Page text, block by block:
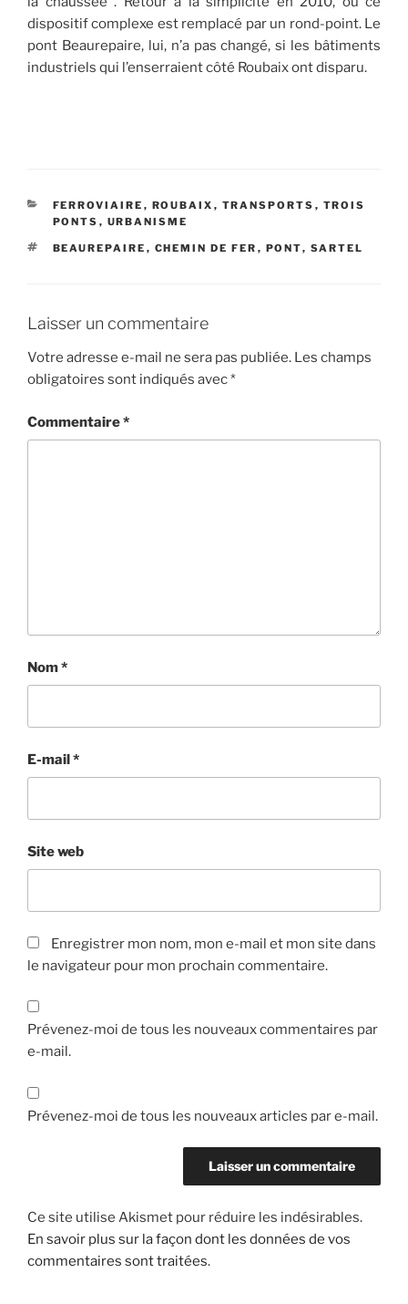
dispositif complexe est remplacé par un rond-point. Le
pont Beaurepaire, lui, n’a pas changé, si les bâtiments
industriels qui l’enserraient côté Roubaix ont disparu.
CATÉGORIES
FERROVIAIRE , ROUBAIX , TRANSPORTS , TROIS
PONTS , URBANISME
ÉTIQUETTES
BEAUREPAIRE , CHEMIN DE FER , PONT, SARTEL
Laisser un commentaire
Votre adresse e-mail ne sera pas publiée. Les champs
obligatoires sont indiqués avec*
Commentaire*
Nom*
E-mail*
Site web
Enregistrer mon nom, mon e-mail et mon site dans
le navigateur pour mon prochain commentaire.
Prévenez-moi de tous les nouveaux commentaires par
e-mail.
Prévenez-moi de tous les nouveaux articles par e-mail.
Ce site utilise Akismet pour réduire les indésirables.
En savoir plus sur la façon dont les données de vos
commentaires sont traitées.